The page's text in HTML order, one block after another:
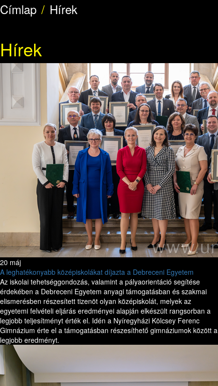
Címlap Hírek
Hírek
20 máj
A leghatékonyabb középiskolákat díjazta a Debreceni Egyetem
Az iskolai tehetséggondozás, valamint a pályaorientáció segítése
érdekében a Debreceni Egyetem anyagi támogatásban és szakmai
elismerésben részesített tizenöt olyan középiskolát, melyek az
egyetemi felvételi eljárás eredményei alapján elkészült rangsorban a
legjobb teljesítményt érték el. Idén a Nyíregyházi Kölcsey Ferenc
Gimnázium érte el a támogatásban részesíthető gimnáziumok között a
legjobb eredményt.